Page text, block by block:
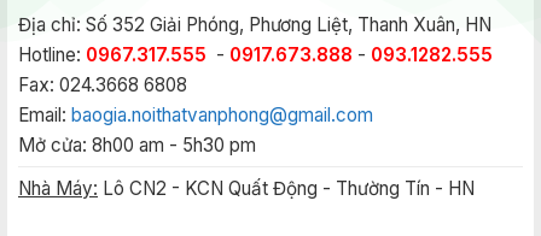
Địa chỉ: Số 352 Giải Phóng, Phương Liệt, Thanh Xuân, HN
Hotline: 0967.317.555 - 0917.673.888 - 093.1282.555
Fax: 024.3668 6808
Email: baogia.noithatvanphong@gmail.com
Mở cửa: 8h00 am - 5h30 pm
Nhà Máy: Lô CN2 - KCN Quất Động - Thường Tín - HN